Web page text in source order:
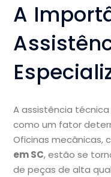
A
A assistência
como um fator
Oficinas mecânicas,
em SC, estão se
de peças de alta